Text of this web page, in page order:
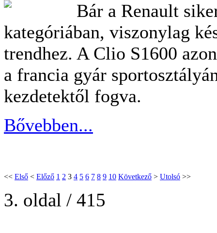
Bár a Renault
kategóriában, viszonylag
trendhez. A Clio S1600
a francia gyár
kezdetektől fogva.
Bővebben...
<< Első < Előző 1 2 3 4 5 6 7 8 9 10 Következő > Utolsó >>
3. oldal / 415